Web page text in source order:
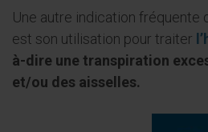
Une autre indication fréquente
est son utilisation pour traiter
à-dire une transpiration
et/ou des aisselles.